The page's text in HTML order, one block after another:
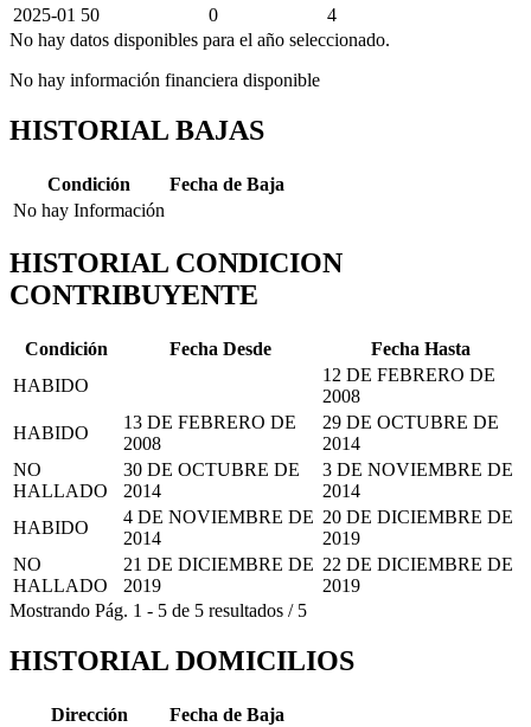
2025-01 50 0
4
No hay datos disponibles para el año seleccionado.
No hay información financiera disponible
HISTORIAL BAJAS
Condición
Fecha de Baja
No hay Información
HISTORIAL CONDICION
CONTRIBUYENTE
Condición Fecha Desde
Fecha Hasta
HABIDO
12 DE FEBRERO DE
2008
HABIDO
13 DE FEBRERO DE
2008
29 DE OCTUBRE DE
2014
NO
HALLADO
30 DE OCTUBRE DE
2014
3 DE NOVIEMBRE DE
2014
HABIDO
4 DE NOVIEMBRE DE
2014
20 DE DICIEMBRE DE
2019
NO
HALLADO
21 DE DICIEMBRE DE
2019
22 DE DICIEMBRE DE
2019
Mostrando Pág. 1 - 5 de 5 resultados / 5
HISTORIAL DOMICILIOS
Dirección
Fecha de Baja